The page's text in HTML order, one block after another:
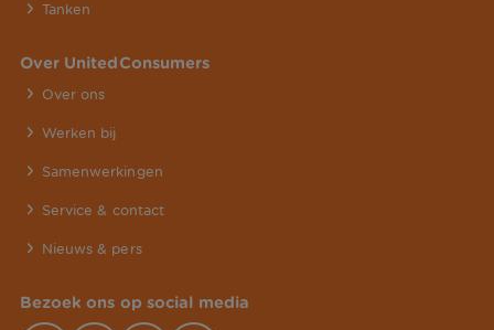
Tanken
Over UnitedConsumers
Over ons
Werken bij
Samenwerkingen
Service & contact
Nieuws & pers
Bezoek ons op social media